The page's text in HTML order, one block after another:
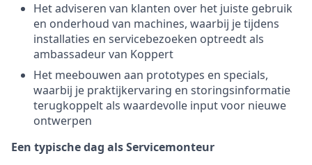
Het adviseren van klanten over het juiste gebruik
en onderhoud van machines, waarbij je tijdens
installaties en servicebezoeken optreedt als
ambassadeur van Koppert
Het meebouwen aan prototypes en specials,
waarbij je praktijkervaring en storingsinformatie
terugkoppelt als waardevolle input voor nieuwe
ontwerpen
Een typische dag als Servicemonteur